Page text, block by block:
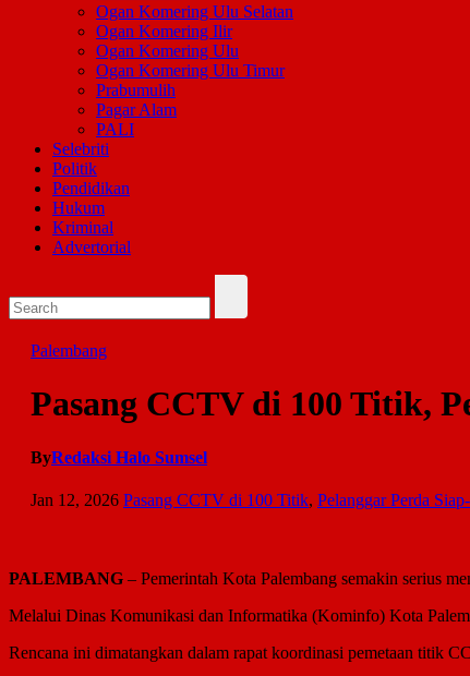
Ogan Komering Ulu Selatan
Ogan Komering Ilir
Ogan Komering Ulu
Ogan Komering Ulu Timur
Prabumulih
Pagar Alam
PALI
Selebriti
Politik
Pendidikan
Hukum
Kriminal
Advertorial
Palembang
Pasang CCTV di 100 Titik,
ByRedaksi Halo Sumsel
Jan 12, 2026 Pasang CCTV di 100 Titik, Pelanggar Perda
PALEMBANG – Pemerintah Kota Palembang semakin serius
Melalui Dinas Komunikasi dan Informatika (Kominfo) Kota
Rencana ini dimatangkan dalam rapat koordinasi pemetaan titik